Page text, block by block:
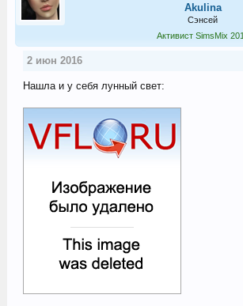
Akulina
Сэнсей
Активист SimsMix
2 июн 2016
Нашла и у себя лунный свет: